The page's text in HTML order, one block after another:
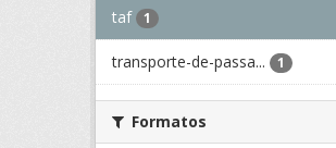
taf 1
transporte-de-passa... 1
Formatos